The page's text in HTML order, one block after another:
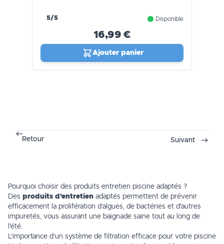
5/5 Disponible
16,99 €
Ajouter panier
Retour Suivant
Pourquoi choisir des produits entretien piscine adaptés ?
Des produits d'entretien adaptés permettent de prévenir
efficacement la prolifération d’algues, de bactéries et d'autres
impuretés, vous assurant une baignade saine tout au long de
l'été.
L’importance d’un système de filtration efficace pour votre piscine